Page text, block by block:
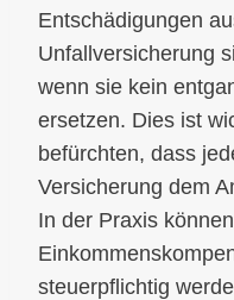
Entschädigungen
Unfallversicherung
wenn sie kein
ersetzen. Dies ist
befürchten, dass
Versicherung dem
In der Praxis
steuerpflichtig